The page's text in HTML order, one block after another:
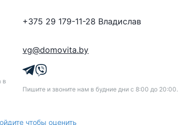
в
+375 29 179-11-28 Владислав
vg@domovita.by
Пишите и звоните нам в будние дни с 8:00 до 20:00.
чтобы оценить